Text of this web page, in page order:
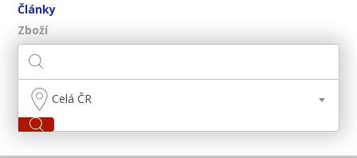
Články
Zboží
Celá ČR